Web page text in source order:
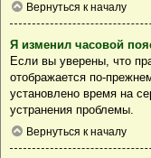
Вернуться к началу
Я изменил часовой
Если вы уверены, что
отображается по-
установлено время на
устранения проблемы.
Вернуться к началу